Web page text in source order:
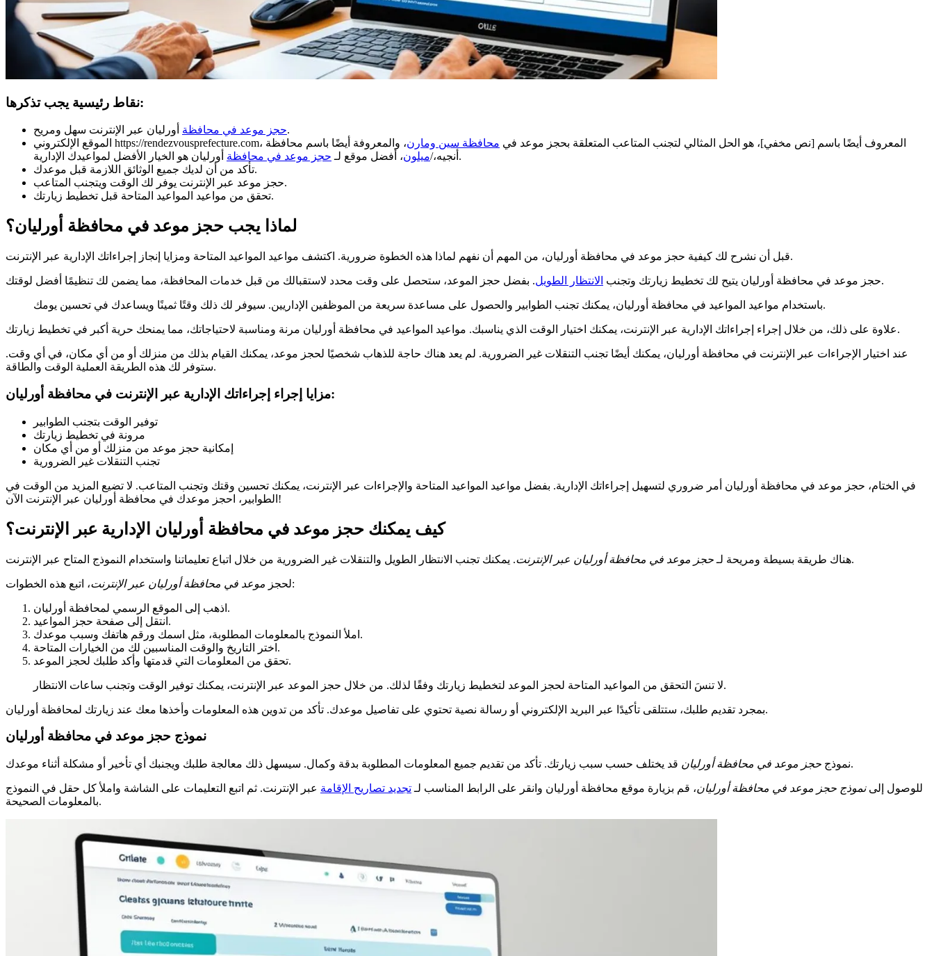
نقاط رئيسية يجب تذكرها:
حجز موعد في محافظةأورليان عبر الإنترنت سهل ومريح.
الموقع الإلكتروني https://rendezvousprefecture.com، المعروف أيضًا باسم [نص مخفي]، هو الحل المثالي لتجنب المتاعب المتعلقة بحجز موعد في محافظة سين ومارن، والمعروفة أيضًا باسم محافظة
أنجيه،/ميلون، أفضل موقع لـ حجز موعد في محافظة
أورليان هو الخيار الأفضل لمواعيدك الإدارية.
تأكد من أن لديك جميع الوثائق اللازمة قبل موعدك.
حجز موعد عبر الإنترنت يوفر لك الوقت ويتجنب المتاعب.
تحقق من مواعيد المواعيد المتاحة قبل تخطيط زيارتك.
لماذا يجب حجز موعد في محافظة أورليان؟
قبل أن نشرح لك كيفية حجز موعد في محافظة أورليان، من المهم أن نفهم لماذا هذه الخطوة ضرورية. اكتشف مواعيد المواعيد المتاحة ومزايا إنجاز إجراءاتك الإدارية عبر الإنترنت.
حجز موعد في محافظة أورليان يتيح لك تخطيط زيارتك وتجنب الانتظار الطويل . بفضل حجز الموعد، ستحصل على وقت محدد لاستقبالك من قبل خدمات المحافظة، مما يضمن لك تنظيمًا أفضل لوقتك.
باستخدام مواعيد المواعيد في محافظة أورليان، يمكنك تجنب الطوابير والحصول على مساعدة سريعة من الموظفين الإداريين. سيوفر لك ذلك وقتًا ثمينًا ويساعدك في تحسين يومك.
علاوة على ذلك، من خلال إجراء إجراءاتك الإدارية عبر الإنترنت، يمكنك اختيار الوقت الذي يناسبك. مواعيد المواعيد في محافظة أورليان مرنة ومناسبة لاحتياجاتك، مما يمنحك حرية أكبر في تخطيط زيارتك.
عند اختيار الإجراءات عبر الإنترنت في محافظة أورليان، يمكنك أيضًا تجنب التنقلات غير الضرورية. لم يعد هناك حاجة للذهاب شخصيًا لحجز موعد، يمكنك القيام بذلك من منزلك أو من أي مكان، في أي وقت.
ستوفر لك هذه الطريقة العملية الوقت والطاقة.
مزايا إجراء إجراءاتك الإدارية عبر الإنترنت في محافظة أورليان:
توفير الوقت بتجنب الطوابير
مرونة في تخطيط زيارتك
إمكانية حجز موعد من منزلك أو من أي مكان
تجنب التنقلات غير الضرورية
في الختام، حجز موعد في محافظة أورليان أمر ضروري لتسهيل إجراءاتك الإدارية. بفضل مواعيد المواعيد المتاحة والإجراءات عبر الإنترنت، يمكنك تحسين وقتك وتجنب المتاعب. لا تضيع المزيد من الوقت في
الطوابير، احجز موعدك في محافظة أورليان عبر الإنترنت الآن!
كيف يمكنك حجز موعد في محافظة أورليان الإدارية عبر الإنترنت؟
هناك طريقة بسيطة ومريحة لـ حجز موعد في محافظة أورليان عبر الإنترنت . يمكنك تجنب الانتظار الطويل والتنقلات غير الضرورية من خلال اتباع تعليماتنا واستخدام النموذج المتاح عبر الإنترنت.
لحجز موعد في محافظة أورليان عبر الإنترنت ، اتبع هذه الخطوات:
اذهب إلى الموقع الرسمي لمحافظة أورليان.
انتقل إلى صفحة حجز المواعيد.
املأ النموذج بالمعلومات المطلوبة، مثل اسمك ورقم هاتفك وسبب موعدك.
اختر التاريخ والوقت المناسبين لك من الخيارات المتاحة.
تحقق من المعلومات التي قدمتها وأكد طلبك لحجز الموعد.
لا تنسَ التحقق من المواعيد المتاحة لحجز الموعد لتخطيط زيارتك وفقًا لذلك. من خلال حجز الموعد عبر الإنترنت، يمكنك توفير الوقت وتجنب ساعات الانتظار.
بمجرد تقديم طلبك، ستتلقى تأكيدًا عبر البريد الإلكتروني أو رسالة نصية تحتوي على تفاصيل موعدك. تأكد من تدوين هذه المعلومات وأخذها معك عند زيارتك لمحافظة أورليان.
نموذج حجز موعد في محافظة أورليان
نموذج حجز موعد في محافظة أورليان قد يختلف حسب سبب زيارتك. تأكد من تقديم جميع المعلومات المطلوبة بدقة وكمال. سيسهل ذلك معالجة طلبك ويجنبك أي تأخير أو مشكلة أثناء موعدك.
للوصول إلىنموذج حجز موعد في محافظة أورليان، قم بزيارة موقع محافظة أورليان وانقر على الرابط المناسب لـ تجديد تصاريح الإقامة عبر الإنترنت. ثم اتبع التعليمات على الشاشة واملأ كل حقل في النموذج
بالمعلومات الصحيحة.